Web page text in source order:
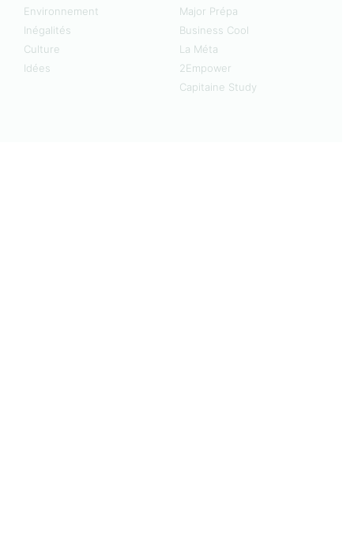
Environnement
Inégalités
Culture
Idées
Major Prépa
Business Cool
La Méta
2Empower
Capitaine Study